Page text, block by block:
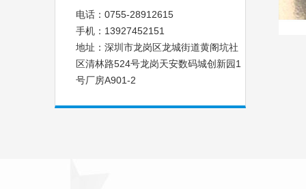
电话：0755-28912615
手机：13927452151
地址：深圳市龙岗区龙城街道黄阁坑社
区清林路524号龙岗天安数码城创新园1
号厂房A901-2